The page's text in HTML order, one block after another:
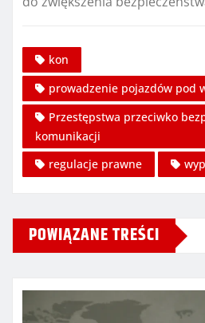
kon
prowadzenie pojazdów pod
Przestępstwa przeciwko
komunikacji
regulacje prawne
POWIĄZANE TREŚCI